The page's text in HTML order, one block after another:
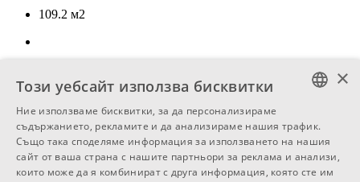
109.2 м2
Свободен
АП. Б4 Вход Б
партер
BULGARIAN
ENGLISH
RUSSIAN
×
Този уебсайт използва бисквитки
Ние използваме бисквитки, за да персонализираме
съдържанието, рекламите и да анализираме нашия трафик.
Също така споделяме информация за използването на нашия
сайт от ваша страна с нашите партньори за реклама и анализи,
които може да я комбинират с друга информация, която сте им